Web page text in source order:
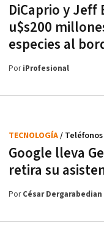
DiCaprio y Jeff
u$s200
especies al
PoriProfesional
Google lleva
retira su
TECNOLOGÍA/
PorCésar Dergarabedian